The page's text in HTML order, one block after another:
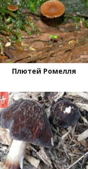
Плютей Ромелля